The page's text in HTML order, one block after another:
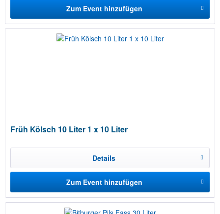
Zum Event hinzufügen
Früh Kölsch 10 Liter 1 x 10 Liter
Details
Zum Event hinzufügen